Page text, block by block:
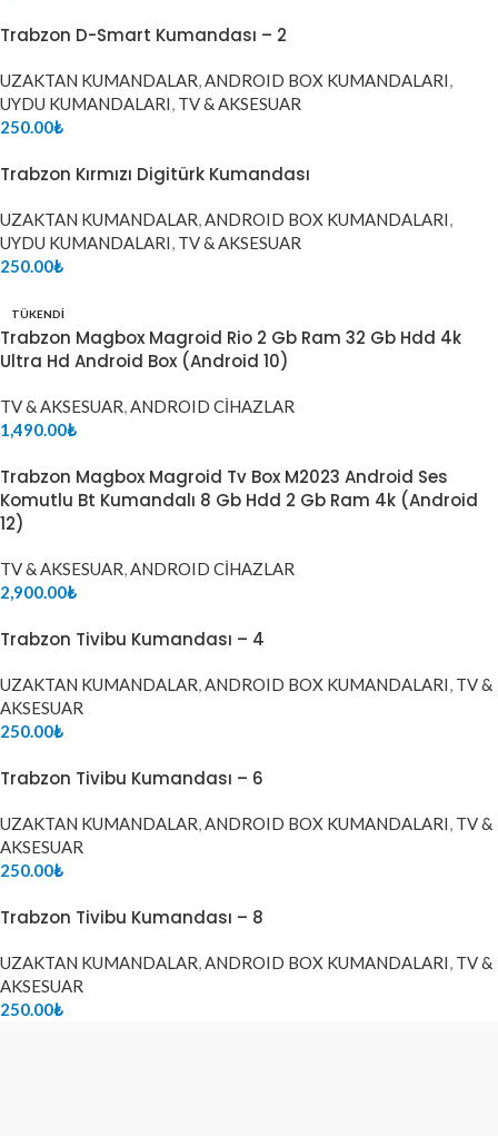
Trabzon D-Smart Kumandası – 2
UZAKTAN KUMANDALAR,ANDROID BOX KUMANDALARI,
UYDU KUMANDALARI, TV & AKSESUAR
250.00₺
Trabzon Kırmızı Digitürk Kumandası
UZAKTAN KUMANDALAR,ANDROID BOX KUMANDALARI,
UYDU KUMANDALARI, TV & AKSESUAR
250.00₺
TÜKENDI
Trabzon Magbox Magroid Rio 2 Gb Ram 32 Gb Hdd 4k
Ultra Hd Android Box (Android 10)
TV & AKSESUAR,ANDROID CİHAZLAR
1,490.00₺
Trabzon Magbox Magroid Tv Box M2023 Android Ses
Komutlu Bt Kumandalı 8 Gb Hdd 2 Gb Ram 4k (Android
12)
TV & AKSESUAR,ANDROID CİHAZLAR
2,900.00₺
Trabzon Tivibu Kumandası – 4
UZAKTAN KUMANDALAR,ANDROID BOX KUMANDALARI, TV &
AKSESUAR
250.00₺
Trabzon Tivibu Kumandası – 6
UZAKTAN KUMANDALAR,ANDROID BOX KUMANDALARI, TV &
AKSESUAR
250.00₺
Trabzon Tivibu Kumandası – 8
UZAKTAN KUMANDALAR,ANDROID BOX KUMANDALARI, TV &
AKSESUAR
250.00₺